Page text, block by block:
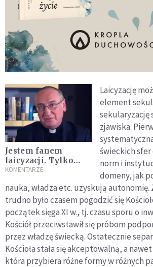
Jestem fanem
laicyzacji. Tylko
człowiek wolny
prawdziwego
wyboru
KOMENTARZE
Laicyzację
element
sekularyzację
zjawiska.
świeckich
norm i
domeny, jak
nauka, władza etc. uzyskują
trudno było czasem pogodzić się
początek sięga XI w., tj. czasu sporu o
Kościół przeciwstawił się próbom
przez władzę świecką. Ostatecznie
Kościoła stała się akceptowalną, a
która przybiera różne formy w różnych